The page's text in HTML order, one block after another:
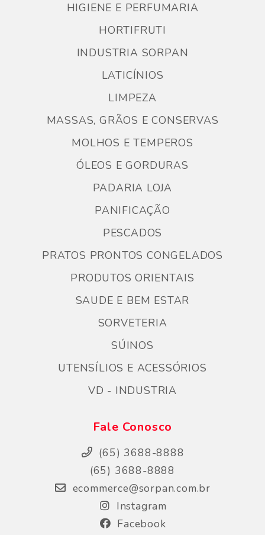
HIGIENE E PERFUMARIA
HORTIFRUTI
INDUSTRIA SORPAN
LATICÍNIOS
LIMPEZA
MASSAS, GRÃOS E CONSERVAS
MOLHOS E TEMPEROS
ÓLEOS E GORDURAS
PADARIA LOJA
PANIFICAÇÃO
PESCADOS
PRATOS PRONTOS CONGELADOS
PRODUTOS ORIENTAIS
SAUDE E BEM ESTAR
SORVETERIA
SÚINOS
UTENSÍLIOS E ACESSÓRIOS
VD - INDUSTRIA
Fale Conosco
(65) 3688-8888
(65) 3688-8888
ecommerce@sorpan.com.br
Instagram
Facebook